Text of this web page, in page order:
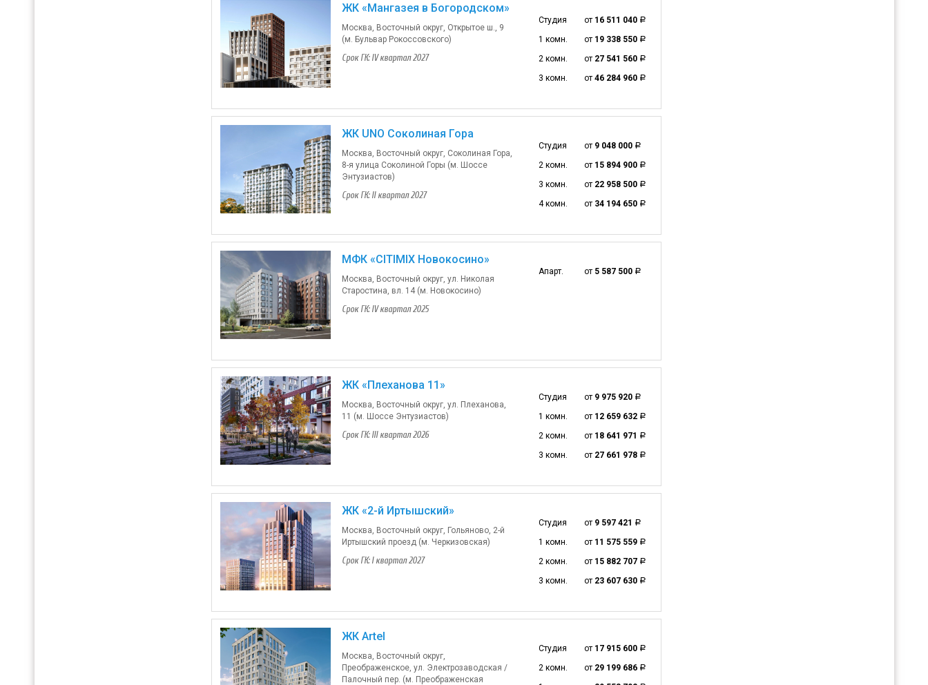
ЖК «Мангазея в Богородском»
Москва, Восточный округ, Открытое ш., 9
(м. Бульвар Рокоссовского)
Срок ГК: IV квартал 2027
Студия от 16 511 040 a
1 комн. от 19 338 550 a
2 комн. от 27 541 560 a
3 комн. от 46 284 960 a
ЖК UNO Соколиная Гора
Москва, Восточный округ, Соколиная Гора,
8-я улица Соколиной Горы (м. Шоссе
Энтузиастов)
Срок ГК: II квартал 2027
Студия от 9 048 000 a
2 комн. от 15 894 900 a
3 комн. от 22 958 500 a
4 комн. от 34 194 650 a
МФК «CITIMIX Новокосино»
Москва, Восточный округ, ул. Николая
Старостина, вл. 14 (м. Новокосино)
Срок ГК: IV квартал 2025
Апарт. от 5 587 500 a
ЖК «Плеханова 11»
Москва, Восточный округ, ул. Плеханова,
11 (м. Шоссе Энтузиастов)
Срок ГК: III квартал 2026
Студия от 9 975 920 a
1 комн. от 12 659 632 a
2 комн. от 18 641 971 a
3 комн. от 27 661 978 a
ЖК «2-й Иртышский»
Москва, Восточный округ, Гольяново, 2-й
Иртышский проезд (м. Черкизовская)
Срок ГК: I квартал 2027
Студия от 9 597 421 a
1 комн. от 11 575 559 a
2 комн. от 15 882 707 a
3 комн. от 23 607 630 a
ЖК Artel
Москва, Восточный округ,
Преображенское, ул. Электрозаводская /
Палочный пер. (м. Преображенская
Студия от 17 915 600 a
2 комн. от 29 199 686 a